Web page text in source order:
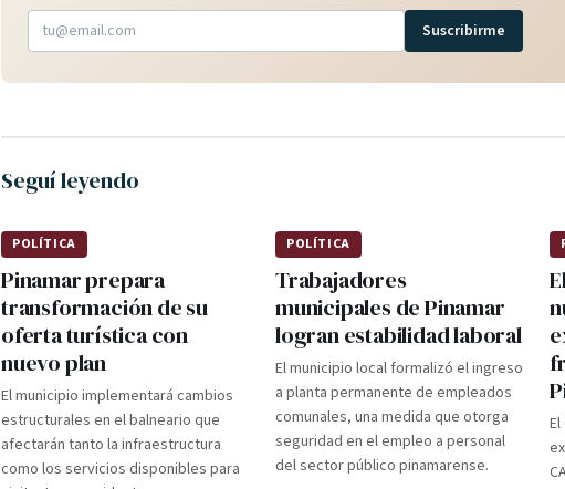
Suscribirme
Seguí leyendo
POLÍTICA
Pinamar prepara
transformación de su
oferta turística con
nuevo plan
El municipio implementará cambios
estructurales en el balneario que
afectarán tanto la infraestructura
como los servicios disponibles para
POLÍTICA
Trabajadores
municipales de Pinamar
logran estabilidad laboral
El municipio local formalizó el ingreso
a planta permanente de empleados
comunales, una medida que otorga
seguridad en el empleo a personal
del sector público pinamarense.